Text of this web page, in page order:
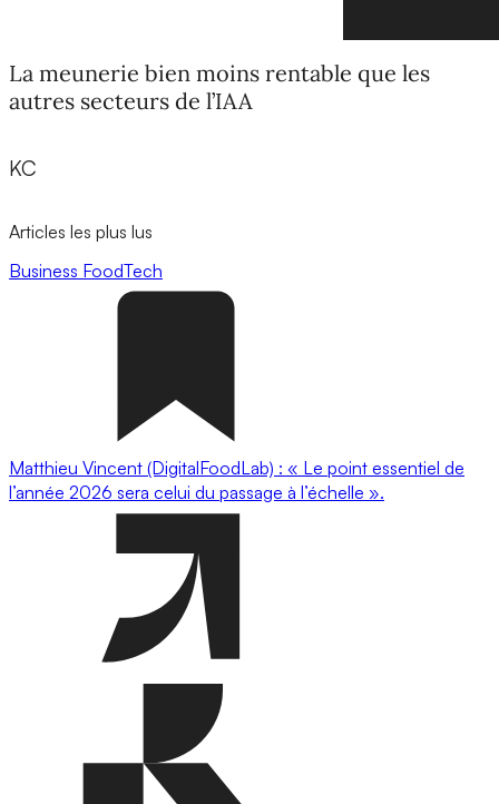
La meunerie bien moins rentable que les
autres secteurs de l’IAA
KC
Articles les plus lus
Business FoodTech
Matthieu Vincent (DigitalFoodLab) : « Le point essentiel de
l’année 2026 sera celui du passage à l’échelle ».